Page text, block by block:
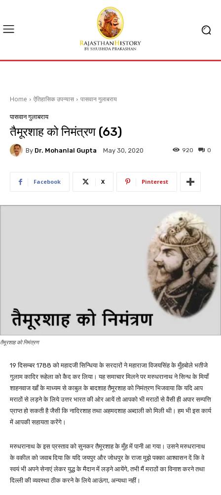
Home ऐतिहासिक उपन्यास पासवान गुलाबराय
पासवान गुलाबराय
तैमूरशाह को निमंत्रण (63)
By Dr. Mohanlal Gupta May 30, 2020 0
920
Facebook X Pinterest
तैमूरशाह को निमंत्रण
19 दिसम्बर 1788 को महादजी सिन्धिया के सरदारों ने महाराजा विजयसिंह के मुँहबोले भतीजे
गुलाम कादिर रूहेला को कैद कर लिया। यह समाचार मिलने पर मरुधरानाथ ने सिन्ध के मियाँ
शाहनवाज खाँ के माध्यम से काबुल के बादशाह तैमूरशाह को निमंत्रण भिजवाया कि यदि आप
मराठों से लड़ने के लिये उत्तर भारत की ओर आयें तो आपको भी मराठों से वैसी ही अपार सम्पत्ति
प्राप्त हो सकती है जैसी कि नादिरशाह तथा अहमदशाह अब्दाली को मिली थी। हम भी इस कार्य
में आपकी सहायता करेंगे।
मरुधरानाथ के इस प्रस्ताव को सुनकर तैमूरशाह के मुँह में पानी आ गया। उसने मरुधरानाथ
के वकील को जवाब दिया कि यदि जयपुर और जोधपुर के राजा मुझे पक्का आश्वासन दें कि वे
स्वयं भी अपने सेनाएं लेकर युद्ध के मैदान में लड़ने आयेंगे, तभी मैं मराठों का विनाश करने तथा
दिल्ली की व्यवस्था ठीक करने के लिये आऊंगा, अन्यथा नहीं।